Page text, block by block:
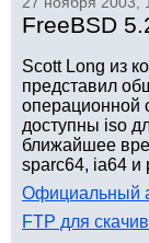
FreeBSD
Scott Long из
представил
операционной
доступны iso
ближайшее
sparc64, ia64 и
Официальный
FTP для